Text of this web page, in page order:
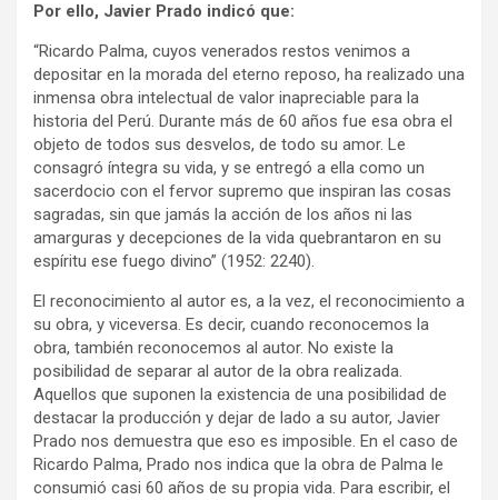
Por ello, Javier Prado indicó que:
“Ricardo Palma, cuyos venerados restos venimos a
depositar en la morada del eterno reposo, ha realizado una
inmensa obra intelectual de valor inapreciable para la
historia del Perú. Durante más de 60 años fue esa obra el
objeto de todos sus desvelos, de todo su amor. Le
consagró íntegra su vida, y se entregó a ella como un
sacerdocio con el fervor supremo que inspiran las cosas
sagradas, sin que jamás la acción de los años ni las
amarguras y decepciones de la vida quebrantaron en su
espíritu ese fuego divino” (1952: 2240).
El reconocimiento al autor es, a la vez, el reconocimiento a
su obra, y viceversa. Es decir, cuando reconocemos la
obra, también reconocemos al autor. No existe la
posibilidad de separar al autor de la obra realizada.
Aquellos que suponen la existencia de una posibilidad de
destacar la producción y dejar de lado a su autor, Javier
Prado nos demuestra que eso es imposible. En el caso de
Ricardo Palma, Prado nos indica que la obra de Palma le
consumió casi 60 años de su propia vida. Para escribir, el